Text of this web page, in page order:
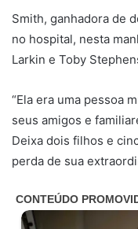
Smith, ganhadora de
no hospital, nesta
Larkin e Toby
“Ela era uma pessoa
seus amigos e
Deixa dois filhos e
perda de sua